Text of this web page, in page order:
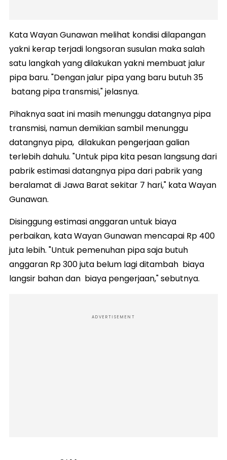
Kata Wayan Gunawan melihat kondisi dilapangan
yakni kerap terjadi longsoran susulan maka salah
satu langkah yang dilakukan yakni membuat jalur
pipa baru. "Dengan jalur pipa yang baru butuh 35
batang pipa transmisi," jelasnya.
Pihaknya saat ini masih menunggu datangnya pipa
transmisi, namun demikian sambil menunggu
datangnya pipa, dilakukan pengerjaan galian
terlebih dahulu. "Untuk pipa kita pesan langsung dari
pabrik estimasi datangnya pipa dari pabrik yang
beralamat di Jawa Barat sekitar 7 hari," kata Wayan
Gunawan.
Disinggung estimasi anggaran untuk biaya
perbaikan, kata Wayan Gunawan mencapai Rp 400
juta lebih. "Untuk pemenuhan pipa saja butuh
anggaran Rp 300 juta belum lagi ditambah biaya
langsir bahan dan biaya pengerjaan," sebutnya.
ADVERTISEMENT